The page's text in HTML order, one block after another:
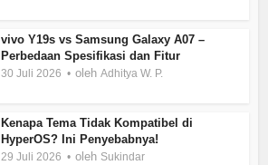
vivo Y19s vs Samsung Galaxy A07 –
Perbedaan Spesifikasi dan Fitur
30 Juli 2026 olehAdhitya W. P.
Kenapa Tema Tidak Kompatibel di
HyperOS? Ini Penyebabnya!
29 Juli 2026 oleh Sukindar